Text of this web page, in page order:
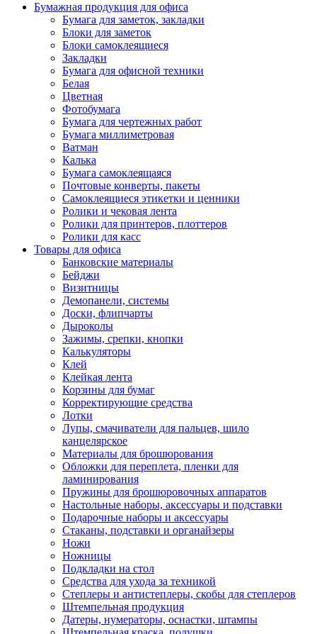
Бумажная продукция для офиса
Бумага для заметок, закладки
Блоки для заметок
Блоки самоклеящиеся
Закладки
Бумага для офисной техники
Белая
Цветная
Фотобумага
Бумага для чертежных работ
Бумага миллиметровая
Ватман
Калька
Бумага самоклеящаяся
Почтовые конверты, пакеты
Самоклеящиеся этикетки и ценники
Ролики и чековая лента
Ролики для принтеров, плоттеров
Ролики для касс
Товары для офиса
Банковские материалы
Бейджи
Визитницы
Демопанели, системы
Доски, флипчарты
Дыроколы
Зажимы, срепки, кнопки
Калькуляторы
Клей
Клейкая лента
Корзины для бумаг
Корректирующие средства
Лотки
Лупы, смачиватели для пальцев, шило
канцелярское
Материалы для брошюрования
Обложки для переплета, пленки для
ламинирования
Пружины для брошюровочных аппаратов
Настольные наборы, аксессуары и подставки
Подарочные наборы и аксессуары
Стаканы, подставки и органайзеры
Ножи
Ножницы
Подкладки на стол
Средства для ухода за техникой
Степлеры и антистеплеры, скобы для степлеров
Штемпельная продукция
Датеры, нумераторы, оснастки, штампы